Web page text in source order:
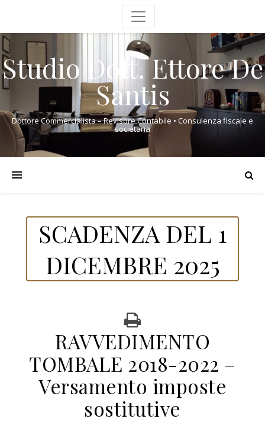
Studio Dott. Ettore De
Santis
Dottore Commercialista – Revisore Contabile • Consulenza fiscale e
societaria
SCADENZA DEL 1
DICEMBRE 2025
RAVVEDIMENTO
TOMBALE 2018-2022 –
Versamento imposte
sostitutive